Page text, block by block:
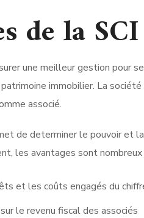
de la SCI
une meilleur gestion pour
immobilier. La
associé.
de determiner le pouvoir
les avantages sont nombreux
et les coûts engagés du
le revenu fiscal des associés